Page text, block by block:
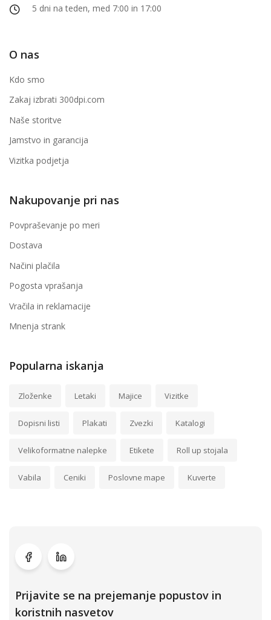
5 dni na teden, med 7:00 in 17:00
O nas
Kdo smo
Zakaj izbrati 300dpi.com
Naše storitve
Jamstvo in garancija
Vizitka podjetja
Nakupovanje pri nas
Povpraševanje po meri
Dostava
Načini plačila
Pogosta vprašanja
Vračila in reklamacije
Mnenja strank
Popularna iskanja
Zloženke Letaki Majice Vizitke
Dopisni listi Plakati Zvezki Katalogi
Velikoformatne nalepke Etikete Roll up stojala
Vabila Ceniki Poslovne mape Kuverte
Prijavite se na prejemanje popustov in
koristnih nasvetov